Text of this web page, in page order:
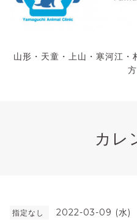
山形・天童・上山・寒河江
カレ
指定なし 2022-03-09 (水)